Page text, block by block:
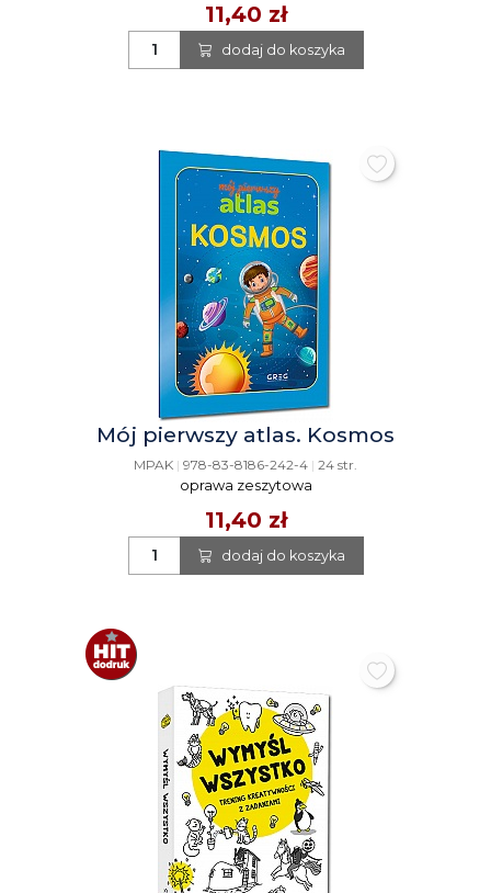
11,40 zł
dodaj do koszyka
Mój pierwszy atlas. Kosmos
MPAK | 978-83-8186-242-4 | 24 str.
oprawa zeszytowa
11,40 zł
dodaj do koszyka